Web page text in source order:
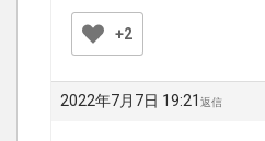
+2
2022年7月7日 19:21 返信